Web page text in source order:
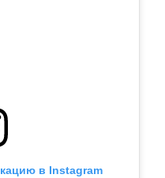
в Instagram